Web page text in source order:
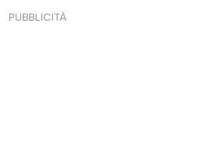
PUBBLICITÀ